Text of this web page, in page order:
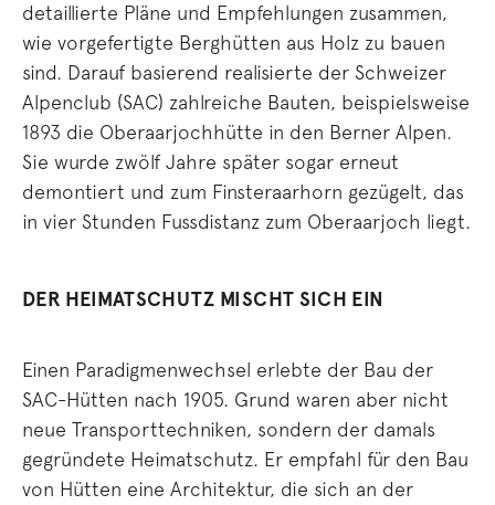
detaillierte Pläne und Empfehlungen zusammen,
wie vorgefertigte Berghütten aus Holz zu bauen
sind. Darauf basierend realisierte der Schweizer
Alpenclub (SAC) zahlreiche Bauten, beispielsweise
1893 die Oberaarjochhütte in den Berner Alpen.
Sie wurde zwölf Jahre später sogar erneut
demontiert und zum Finsteraarhorn gezügelt, das
in vier Stunden Fussdistanz zum Oberaarjoch liegt.
DER HEIMATSCHUTZ MISCHT SICH EIN
Einen Paradigmenwechsel erlebte der Bau der
SAC-Hütten nach 1905. Grund waren aber nicht
neue Transporttechniken, sondern der damals
gegründete Heimatschutz. Er empfahl für den Bau
von Hütten eine Architektur, die sich an der